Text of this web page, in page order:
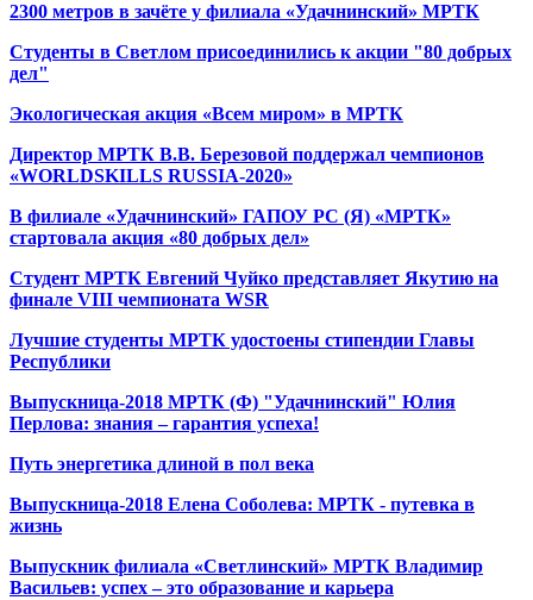
2300 метров в зачёте у филиала «Удачнинский» МРТК
Студенты в Светлом присоединились к акции "80 добрых
дел"
Экологическая акция «Всем миром» в МРТК
Директор МРТК В.В. Березовой поддержал чемпионов
«WORLDSKILLS RUSSIA-2020»
В филиале «Удачнинский» ГАПОУ РС (Я) «МРТК»
стартовала акция «80 добрых дел»
Студент МРТК Евгений Чуйко представляет Якутию на
финале VIII чемпионата WSR
Лучшие студенты МРТК удостоены стипендии Главы
Республики
Выпускница-2018 МРТК (Ф) "Удачнинский" Юлия
Перлова: знания – гарантия успеха!
Путь энергетика длиной в пол века
Выпускница-2018 Елена Соболева: МРТК - путевка в
жизнь
Выпускник филиала «Светлинский» МРТК Владимир
Васильев: успех – это образование и карьера